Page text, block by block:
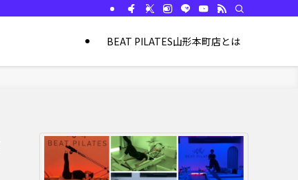
BEAT PILATES山形本町店とは